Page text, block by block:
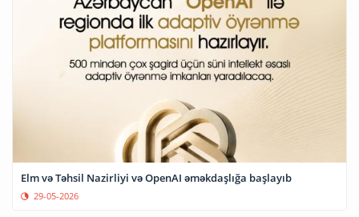
Elm və Təhsil Nazirliyi və OpenAI əməkdaşlığa başlayıb
29-05-2026